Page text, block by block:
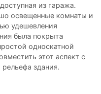
из гаража.
освещенные комнаты и
удешевления
была покрыта
односкатной
этот аспект с
здания.